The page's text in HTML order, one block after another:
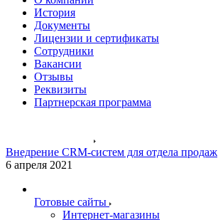
История
Документы
Лицензии и сертификаты
Сотрудники
Вакансии
Отзывы
Реквизиты
Партнерская программа
Внедрение CRM-систем для отдела продаж
6 апреля 2021
Готовые сайты
Интернет-магазины